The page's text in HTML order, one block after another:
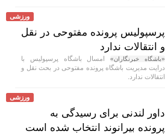
ورزشی
پرسپولیس پرونده مفتوحی در نقل
و انتقالات ندارد
«باشگاه خبرنگاران»امسال باشگاه پرسپولیس با
درایت مدیریت باشگاه پرونده مفتوحی در بحث نقل و
انتقالات ندارد.
ورزشی
داور لندنی برای رسیدگی به
پرونده بیرانوند انتخاب شده است